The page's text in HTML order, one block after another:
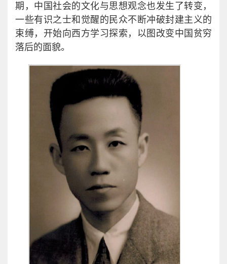
期，中国社会的文化与思想观念也发生了转变，
一些有识之士和觉醒的民众不断冲破封建主义的
束缚，开始向西方学习探索，以图改变中国贫穷
落后的面貌。